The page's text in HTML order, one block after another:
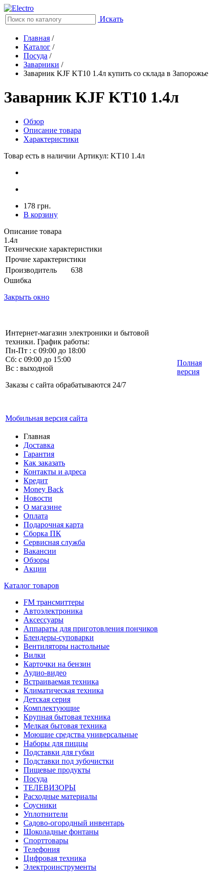
Искать
Главная /
Каталог /
Посуда /
Заварники /
Заварник KJF KT10 1.4л купить со склада в Запорожье
Заварник KJF KT10 1.4л
Обзор
Описание товара
Характеристики
Товар есть в наличии Артикул: KT10 1.4л
178 грн.
В корзину
Описание товара
1.4л
Технические характеристики
Прочие характеристики
Производитель
638
Ошибка
Закрыть окно
Интернет-магазин электроники и бытовой
техники. График работы:
Пн-Пт : с 09:00 до 18:00
Сб: с 09:00 до 15:00
Вс : выходной
Заказы с сайта обрабатываются 24/7
Мобильная версия сайта
Полная
версия
Главная
Доставка
Гарантия
Как заказать
Контакты и адреса
Кредит
Money Back
Новости
О магазине
Оплата
Подарочная карта
Сборка ПК
Сервисная служба
Вакансии
Обзоры
Акции
Каталог товаров
FM трансмиттеры
Автоэлектроника
Аксессуары
Аппараты для приготовления пончиков
Блендеры-суповарки
Вентиляторы настольные
Вилки
Карточки на бензин
Аудио-видео
Встраиваемая техника
Климатическая техника
Детская серия
Комплектующие
Крупная бытовая техника
Мелкая бытовая техника
Моющие средства универсальные
Наборы для пиццы
Подставки для губки
Подставки под зубочистки
Пищевые продукты
Посуда
ТЕЛЕВИЗОРЫ
Расходные материалы
Соусники
Уплотнители
Садово-огородный инвентарь
Шоколадные фонтаны
Спорттовары
Телефония
Цифровая техника
Электроинструменты